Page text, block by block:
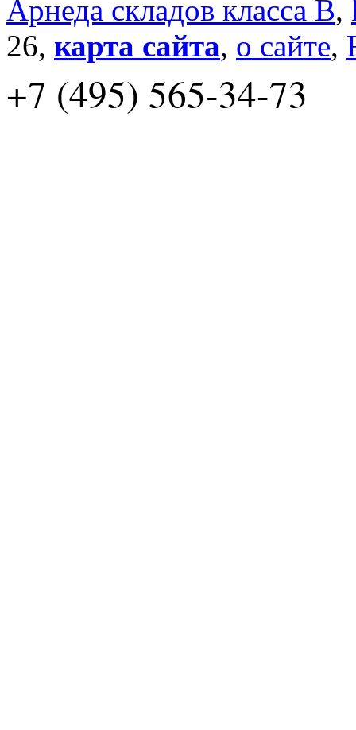
Арнеда складов класса B,
26, карта сайта, о сайте,
+7 (495) 565-34-73